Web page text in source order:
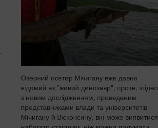
Озерний осетер Мічигану вже давно
відомий як "живий динозавр", проте, згідно
з новим дослідженням, проведеним
представниками влади та університетів
Мічигану й Вісконсину, він може виявитися